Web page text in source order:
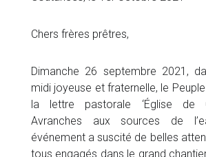
Chers frères prêtres,
Dimanche 26 septembre 2021,
midi joyeuse et fraternelle, le
la lettre pastorale ‘Église de
Avranches aux sources de
événement a suscité de belles
tous engagés dans le grand